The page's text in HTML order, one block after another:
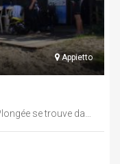
Appietto